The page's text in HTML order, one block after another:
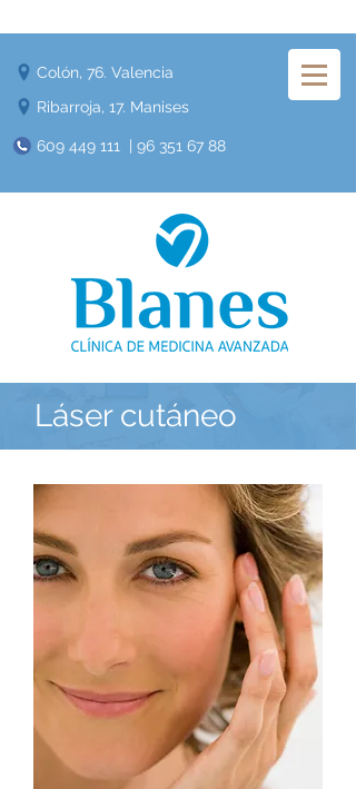
Colón, 76. Valencia
Ribarroja, 17. Manises
609 449 111 96 351 67 88
​Láser cutáneo